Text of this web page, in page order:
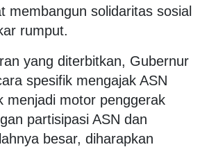
membangun solidaritas sosial
rumput.
yang diterbitkan, Gubernur
spesifik mengajak ASN
menjadi motor penggerak
partisipasi ASN dan
besar, diharapkan